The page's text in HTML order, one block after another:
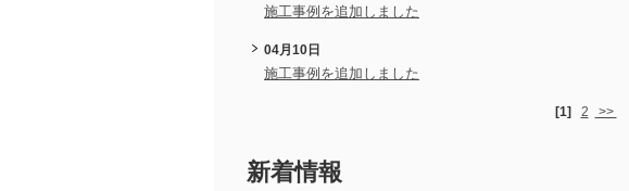
施工事例を追加しました
04月10日
施工事例を追加しました
[1] 2 >>
新着情報